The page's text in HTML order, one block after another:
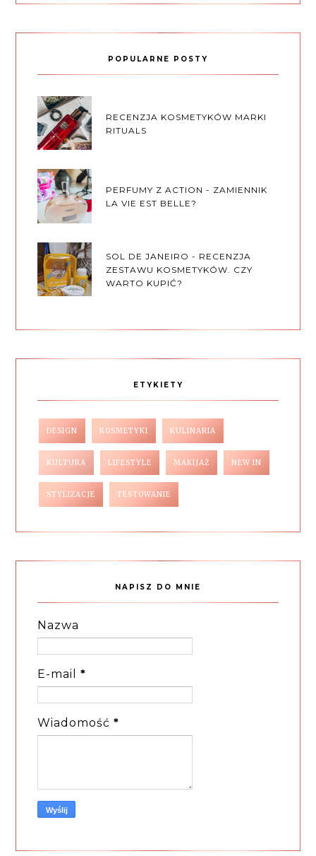
POPULARNE POSTY
RECENZJA KOSMETYKÓW MARKI
RITUALS
PERFUMY Z ACTION - ZAMIENNIK
LA VIE EST BELLE?
SOL DE JANEIRO - RECENZJA
ZESTAWU KOSMETYKÓW. CZY
WARTO KUPIĆ?
ETYKIETY
DESIGN KOSMETYKI KULINARIA
KULTURA LIFESTYLE MAKIJAŻ NEW IN
STYLIZACJE TESTOWANIE
NAPISZ DO MNIE
Nazwa
E-mail*
Wiadomość*